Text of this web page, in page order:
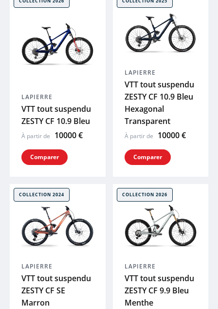
LOOK
LAPIERRE
PEUGEOT
BBB
LAPIERRE
VTT tout suspendu
ZESTY CF 10.9 Bleu
À partir de 10000 €
Comparer
LAPIERRE
VTT tout suspendu
ZESTY CF 10.9 Bleu
Hexagonal
Transparent
À partir de 10000 €
Comparer
COLLECTION 2024
LAPIERRE
VTT tout suspendu
ZESTY CF SE
Marron
COLLECTION 2026
LAPIERRE
VTT tout suspendu
ZESTY CF 9.9 Bleu
Menthe